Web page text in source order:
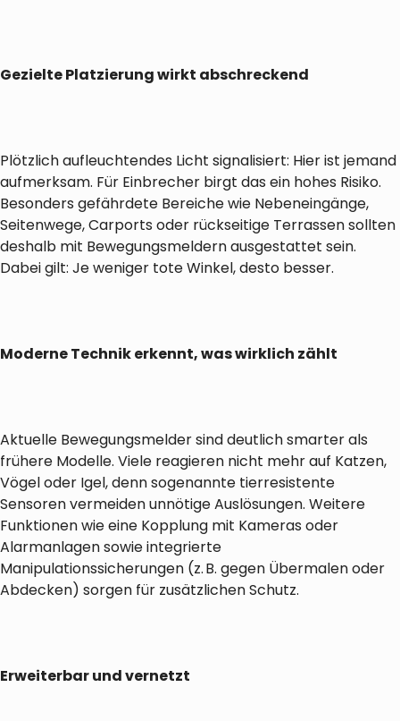
Gezielte Platzierung wirkt abschreckend
Plötzlich aufleuchtendes Licht signalisiert: Hier ist jemand
aufmerksam. Für Einbrecher birgt das ein hohes Risiko.
Besonders gefährdete Bereiche wie Nebeneingänge,
Seitenwege, Carports oder rückseitige Terrassen sollten
deshalb mit Bewegungsmeldern ausgestattet sein.
Dabei gilt: Je weniger tote Winkel, desto besser.
Moderne Technik erkennt, was wirklich zählt
Aktuelle Bewegungsmelder sind deutlich smarter als
frühere Modelle. Viele reagieren nicht mehr auf Katzen,
Vögel oder Igel, denn sogenannte tierresistente
Sensoren vermeiden unnötige Auslösungen. Weitere
Funktionen wie eine Kopplung mit Kameras oder
Alarmanlagen sowie integrierte
Manipulationssicherungen (z. B. gegen Übermalen oder
Abdecken) sorgen für zusätzlichen Schutz.
Erweiterbar und vernetzt